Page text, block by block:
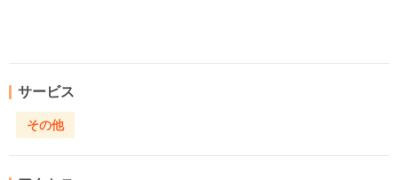
サービス
その他